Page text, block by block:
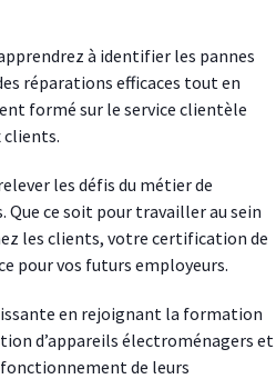
à identifier les pannes
réparations efficaces tout en
formé sur le service clientèle
clients.
les défis du métier de
ce soit pour travailler au sein
les clients, votre certification de
pour vos futurs employeurs.
en rejoignant la formation
d’appareils électroménagers et
de leurs